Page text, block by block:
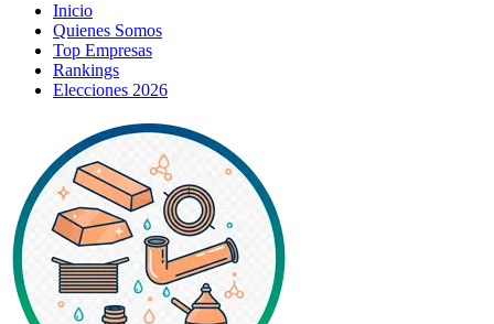
Inicio
Quienes Somos
Top Empresas
Rankings
Elecciones 2026